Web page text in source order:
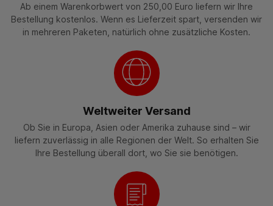
Ab einem Warenkorbwert von 250,00 Euro liefern wir Ihre
Bestellung kostenlos. Wenn es Lieferzeit spart, versenden wir
in mehreren Paketen, natürlich ohne zusätzliche Kosten.
Weltweiter Versand
Ob Sie in Europa, Asien oder Amerika zuhause sind – wir
liefern zuverlässig in alle Regionen der Welt. So erhalten Sie
Ihre Bestellung überall dort, wo Sie sie benötigen.